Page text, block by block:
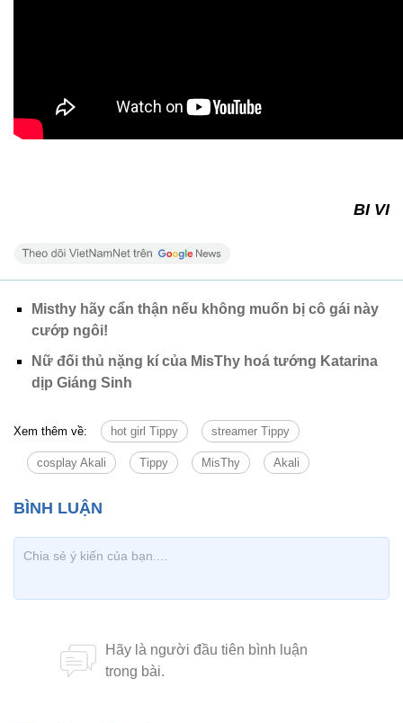
BI VI
Misthy hãy cẩn thận nếu không muốn bị cô gái này
cướp ngôi!
Nữ đối thủ nặng kí của MisThy hoá tướng Katarina
dịp Giáng Sinh
Xem thêm về: hot girl Tippy streamer Tippy
cosplay Akali Tippy MisThy Akali